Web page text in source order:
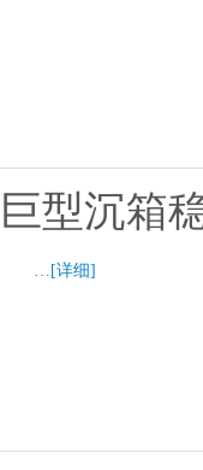
巨型沉箱
… [详细]